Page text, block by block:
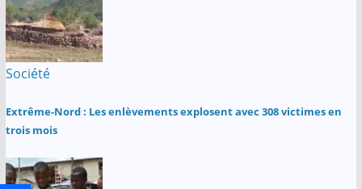
Société
Extrême-Nord : Les enlèvements explosent avec 308 victimes en
trois mois